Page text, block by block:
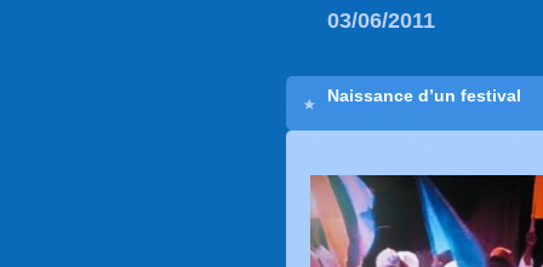
03/06/2011
Naissance d’un festival